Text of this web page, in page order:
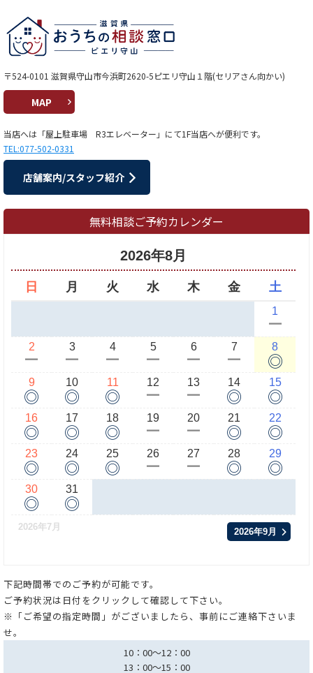
〒524-0101 滋賀県守山市今浜町2620-5ピエリ守山１階(セリアさん向かい)
MAP
当店へは「屋上駐車場 R3エレベーター」にて1F当店へが便利です。
TEL:077-502-0331
店舗案内/スタッフ紹介
無料相談ご予約カレンダー
2026年8月
日 月 火 水 木 金 土
1
ー
2
ー
3
ー
4
ー
5
ー
6
ー
7
ー
8
◎
9
◎
10
◎
11
◎
12
ー
13
ー
14
◎
15
◎
16
◎
17
◎
18
◎
19
ー
20
ー
21
◎
22
◎
23
◎
24
◎
25
◎
26
ー
27
ー
28
◎
29
◎
30
◎
31
◎
2026年7月 2026年9月
下記時間帯でのご予約が可能です。
ご予約状況は日付をクリックして確認して下さい。
※「ご希望の指定時間」がございましたら、事前にご連絡下さいま
せ。
10：00～12：00
13：00～15：00